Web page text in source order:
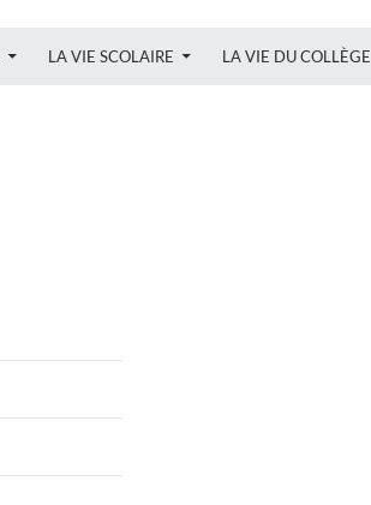
LA VIE SCOLAIRE LA VIE DU COLLÈGE